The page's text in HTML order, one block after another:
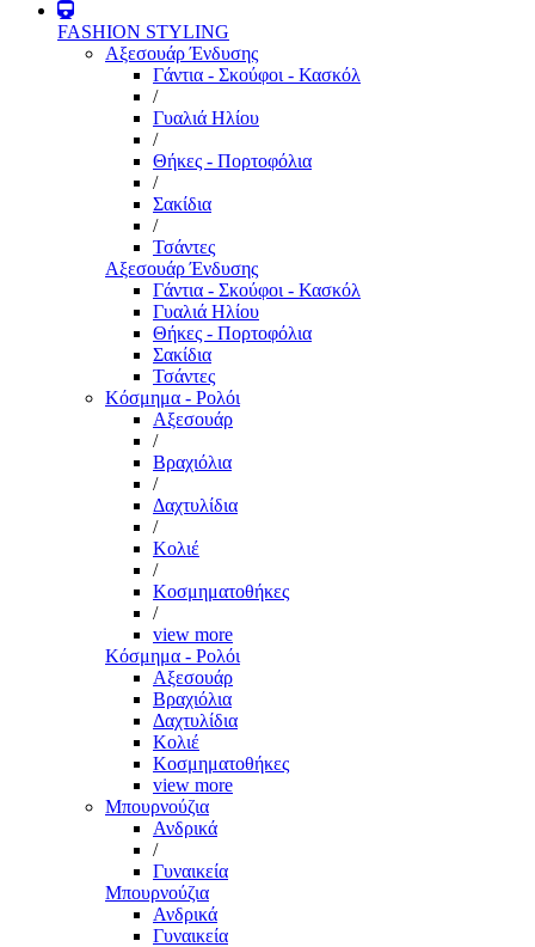
FASHION STYLING
Αξεσουάρ Ένδυσης
Γάντια - Σκούφοι - Κασκόλ
/
Γυαλιά Ηλίου
/
Θήκες - Πορτοφόλια
/
Σακίδια
/
Τσάντες
Αξεσουάρ Ένδυσης
Γάντια - Σκούφοι - Κασκόλ
Γυαλιά Ηλίου
Θήκες - Πορτοφόλια
Σακίδια
Τσάντες
Κόσμημα - Ρολόι
Αξεσουάρ
/
Βραχιόλια
/
Δαχτυλίδια
/
Κολιέ
/
Κοσμηματοθήκες
/
view more
Κόσμημα - Ρολόι
Αξεσουάρ
Βραχιόλια
Δαχτυλίδια
Κολιέ
Κοσμηματοθήκες
view more
Μπουρνούζια
Ανδρικά
/
Γυναικεία
Μπουρνούζια
Ανδρικά
Γυναικεία